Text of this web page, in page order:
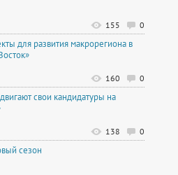
0
155
для развития макрорегиона в
0
160
свои кандидатуры на
0
138
сезон